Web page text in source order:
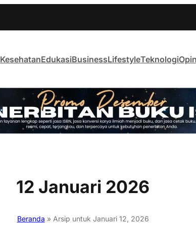
KesehatanEdukasiBusinessLifestyleTeknologi
12 Januari 2026
Beranda » Arsip untuk Januari 12, 2026